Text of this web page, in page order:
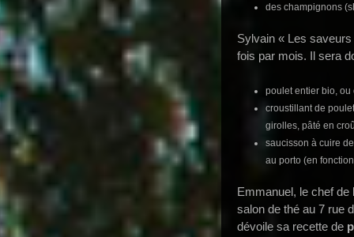
des champignons
Sylvain « Les
fois par mois. Il sera
poulet entier bio,
croustillant de
girolles, pâté en
saucisson à cuire
au porto (en
Emmanuel, le chef
salon de thé au 7 rue
dévoile sa recette de